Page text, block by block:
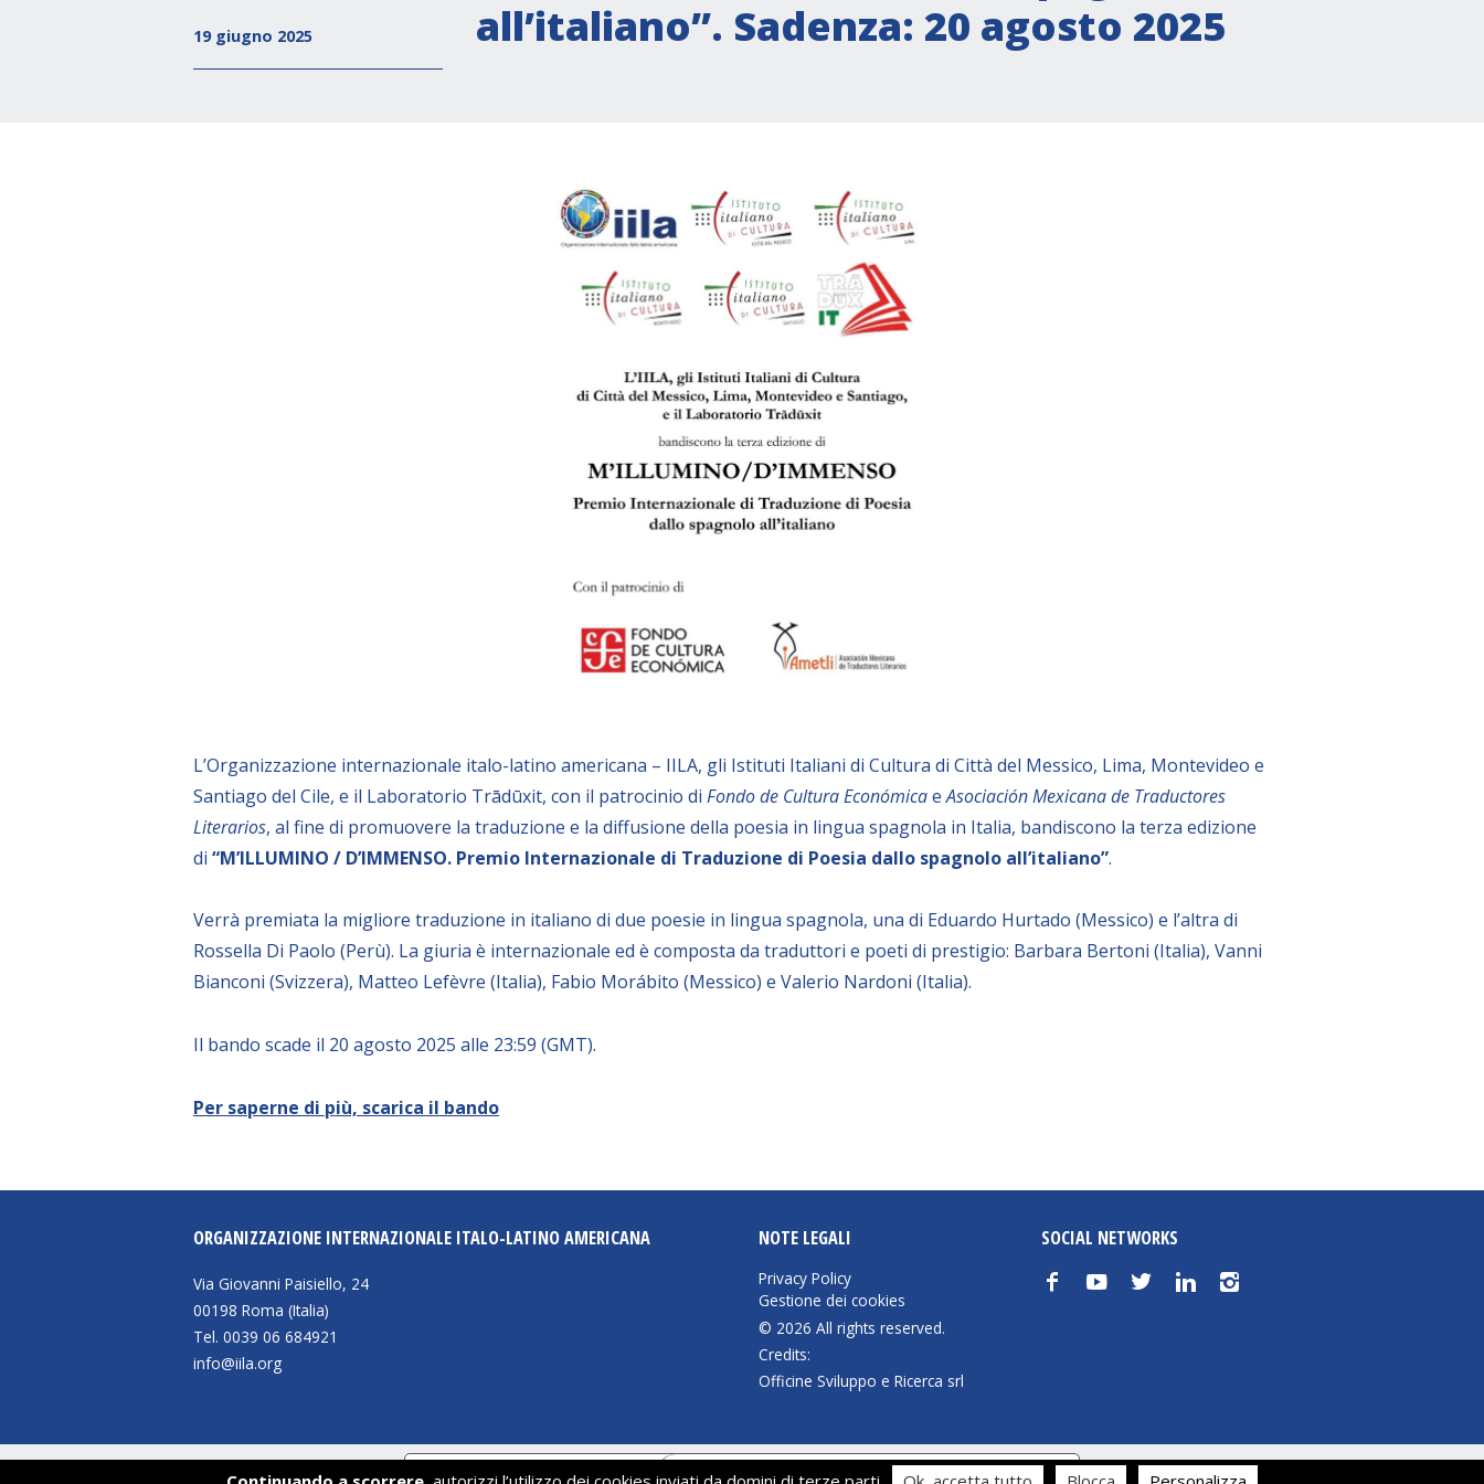
19 giugno 2025
all’italiano”. Sadenza: 20 agosto 2025
L’Organizzazione internazionale italo-latino americana – IILA, gli Istituti Italiani di Cultura di Città del Messico, Lima, Montevideo e
Santiago del Cile, e il Laboratorio Trādūxit, con il patrocinio di Fondo de Cultura EconómicaeAsociación Mexicana de Traductores
Literarios, al fine di promuovere la traduzione e la diffusione della poesia in lingua spagnola in Italia, bandiscono la terza edizione
di “M’ILLUMINO / D’IMMENSO. Premio Internazionale di Traduzione di Poesia dallo spagnolo all’italiano”.
Verrà premiata la migliore traduzione in italiano di due poesie in lingua spagnola, una di Eduardo Hurtado (Messico) e l’altra di
Rossella Di Paolo (Perù). La giuria è internazionale ed è composta da traduttori e poeti di prestigio: Barbara Bertoni (Italia), Vanni
Bianconi (Svizzera), Matteo Lefèvre (Italia), Fabio Morábito (Messico) e Valerio Nardoni (Italia).
Il bando scade il 20 agosto 2025 alle 23:59 (GMT).
Per saperne di più, scarica il bando
ORGANIZZAZIONE INTERNAZIONALE ITALO-LATINO AMERICANA
Via Giovanni Paisiello, 24
00198 Roma (Italia)
Tel. 0039 06 684921
info@iila.org
NOTE LEGALI
Privacy Policy
Gestione dei cookies
© 2026 All rights reserved.
Credits:
Officine Sviluppo e Ricerca srl
SOCIAL NETWORKS
f y t n i
Informativa sulla raccolta Le tue preferenze relative alla privacy